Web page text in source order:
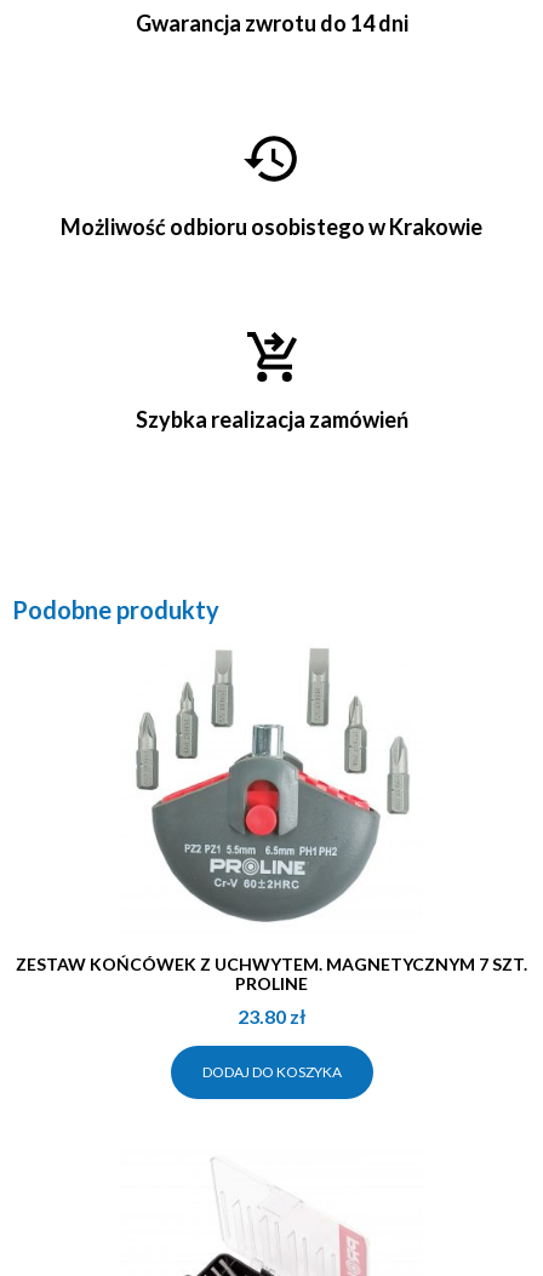
Gwarancja zwrotu do 14 dni
Możliwość odbioru osobistego w Krakowie
Szybka realizacja zamówień
Podobne produkty
ZESTAW KOŃCÓWEK Z UCHWYTEM. MAGNETYCZNYM 7 SZT.
PROLINE
23.80 zł
DODAJ DO KOSZYKA